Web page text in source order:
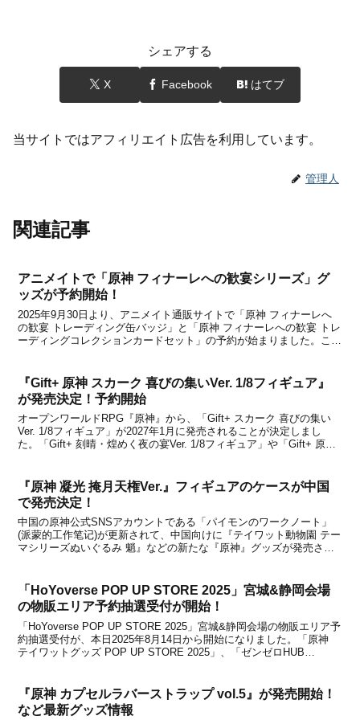
シェアする
X Facebook はてブ
当サイトではアフィリエイト広告を利用しています。
管理人
関連記事
アニメイトで「原神 フィナーレへの歓宴シリーズ」グ
ッズが予約開始！
2025年9月30日より、アニメイト通販サイトで「原神 フィナーレへ
の歓宴 トレーディング缶バッジ」と「原神 フィナーレへの歓宴 トレ
ーディングコレクションカードセット」の予約が始まりました。こち
『Gift+ 原神 スカーク 喜びの集いVer. 1/8フィギュア』
が発売決定！予約開始
オープンワールドRPG『原神』から、「Gift+ スカーク 喜びの集い
Ver. 1/8フィギュア」が2027年1月に発売されることが決定しまし
た。「Gift+ 刻晴・煌めく夜の宴Ver. 1/8フィギュア」や「Gift+ 原神
『原神 凝光 掩月天権Ver.』フィギュアのケースが中国
で発売決定！
中国の原神公式SNSアカウントである「パイモンのワークノート」
(派蒙的工作笔记)が更新されて、中国向けに『テイワット動物園 テー
マシリーズぬいぐるみ 魈』などの新たな『原神』グッズが発売され
「HoYoverse POP UP STORE 2025」宮城&静岡会場
の物販エリア予約抽選受付が開始！
「HoYoverse POP UP STORE 2025」宮城&静岡会場の物販エリア予
約抽選受付が、本日2025年8月14日から開始になりました。「原神
テイワットグッズ POP UP STORE 2025」、「ゼンゼロHUB
『原神 カプセルラバーストラップ vol.5』が発売開始！
など最新グッズ情報